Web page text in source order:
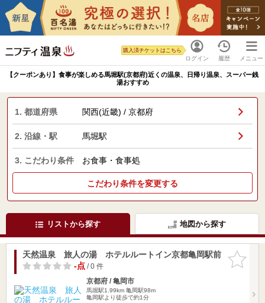
ログイン
購入済チケットはこちら
履歴 メニュー
【クーポンあり】食事が楽しめる馬堀駅(京都府)近くの温泉、日帰り温泉、スーパー銭
湯おすすめ
1. 都道府県 関西(近畿) / 京都府
2. 沿線・駅 馬堀駅
3. こだわり条件 お食事・食事処
こだわり条件を変更する
リストから探す 地図から探す
お気に入
りに追加
天然温泉 旅人の湯 ホテルルートイン京都亀岡駅前
-点/ 0 件
京都府 / 亀岡市
馬堀駅1.99km 亀岡駅98m
亀岡駅より徒歩で約1分